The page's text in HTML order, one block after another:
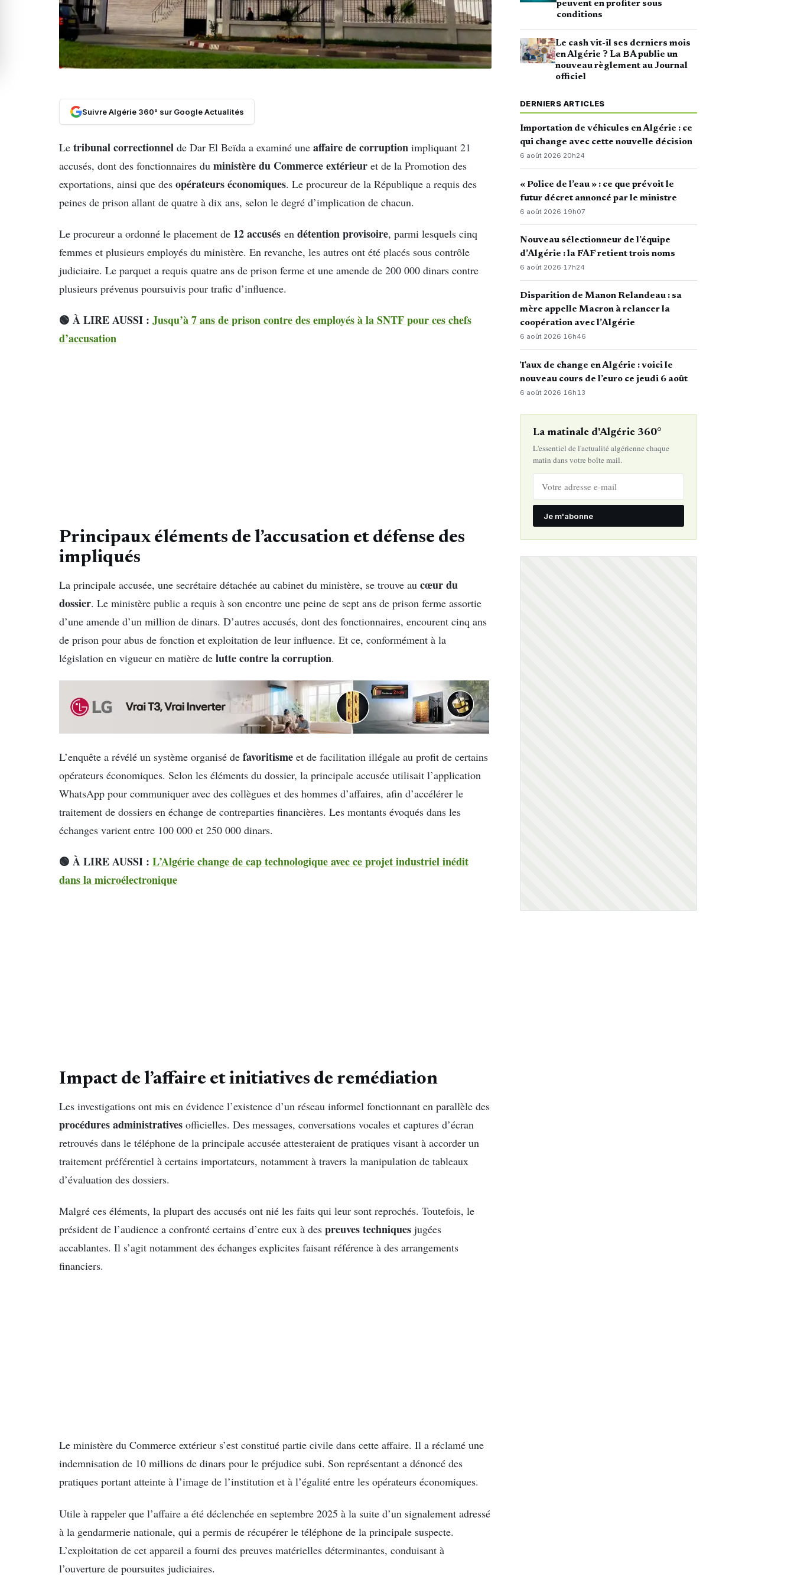
Suivre Algérie 360° sur Google Actualités
Le tribunal correctionnel de Dar El Beïda a examiné une affaire de corruption impliquant 21
accusés, dont des fonctionnaires du ministère du Commerce extérieur et de la Promotion des
exportations, ainsi que des opérateurs économiques. Le procureur de la République a requis des
peines de prison allant de quatre à dix ans, selon le degré d’implication de chacun.
Le procureur a ordonné le placement de 12 accusés en détention provisoire, parmi lesquels cinq
femmes et plusieurs employés du ministère. En revanche, les autres ont été placés sous contrôle
judiciaire. Le parquet a requis quatre ans de prison ferme et une amende de 200 000 dinars contre
plusieurs prévenus poursuivis pour trafic d’influence.
🟢 À LIRE AUSSI : Jusqu’à 7 ans de prison contre des employés à la SNTF pour ces chefs
d’accusation
Principaux éléments de l’accusation et défense des
impliqués
La principale accusée, une secrétaire détachée au cabinet du ministère, se trouve au cœur du
dossier. Le ministère public a requis à son encontre une peine de sept ans de prison ferme assortie
d’une amende d’un million de dinars. D’autres accusés, dont des fonctionnaires, encourent cinq ans
de prison pour abus de fonction et exploitation de leur influence. Et ce, conformément à la
législation en vigueur en matière de lutte contre la corruption.
L’enquête a révélé un système organisé de favoritisme et de facilitation illégale au profit de certains
opérateurs économiques. Selon les éléments du dossier, la principale accusée utilisait l’application
WhatsApp pour communiquer avec des collègues et des hommes d’affaires, afin d’accélérer le
traitement de dossiers en échange de contreparties financières. Les montants évoqués dans les
échanges varient entre 100 000 et 250 000 dinars.
🟢 À LIRE AUSSI : L’Algérie change de cap technologique avec ce projet industriel inédit
dans la microélectronique
Impact de l’affaire et initiatives de remédiation
Les investigations ont mis en évidence l’existence d’un réseau informel fonctionnant en parallèle des
procédures administratives officielles. Des messages, conversations vocales et captures d’écran
retrouvés dans le téléphone de la principale accusée attesteraient de pratiques visant à accorder un
traitement préférentiel à certains importateurs, notamment à travers la manipulation de tableaux
d’évaluation des dossiers.
Malgré ces éléments, la plupart des accusés ont nié les faits qui leur sont reprochés. Toutefois, le
président de l’audience a confronté certains d’entre eux à des preuves techniques jugées
accablantes. Il s’agit notamment des échanges explicites faisant référence à des arrangements
financiers.
Le ministère du Commerce extérieur s’est constitué partie civile dans cette affaire. Il a réclamé une
indemnisation de 10 millions de dinars pour le préjudice subi. Son représentant a dénoncé des
pratiques portant atteinte à l’image de l’institution et à l’égalité entre les opérateurs économiques.
Utile à rappeler que l’affaire a été déclenchée en septembre 2025 à la suite d’un signalement adressé
à la gendarmerie nationale, qui a permis de récupérer le téléphone de la principale suspecte.
L’exploitation de cet appareil a fourni des preuves matérielles déterminantes, conduisant à
l’ouverture de poursuites judiciaires.
peuvent en profiter sous
conditions
Le cash vit-il ses derniers mois
en Algérie ? La BA publie un
nouveau règlement au Journal
officiel
DERNIERS ARTICLES
Importation de véhicules en Algérie : ce
qui change avec cette nouvelle décision
6 août 2026·20h24
« Police de l’eau » : ce que prévoit le
futur décret annoncé par le ministre
6 août 2026· 19h07
Nouveau sélectionneur de l’équipe
d’Algérie : la FAF retient trois noms
6 août 2026·17h24
Disparition de Manon Relandeau : sa
mère appelle Macron à relancer la
coopération avec l’Algérie
6 août 2026·16h46
Taux de change en Algérie : voici le
nouveau cours de l’euro ce jeudi 6 août
6 août 2026· 16h13
La matinale d'Algérie 360°
L'essentiel de l'actualité algérienne chaque
matin dans votre boîte mail.
Je m'abonne